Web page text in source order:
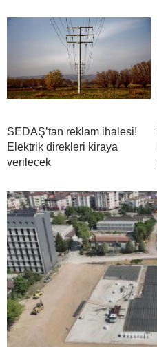
SEDAŞ’tan reklam ihalesi!
Elektrik direkleri kiraya
verilecek